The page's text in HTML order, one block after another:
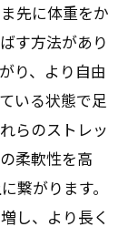
先に体重をか
す方法があり
り、より自由
いる状態で足
らのストレッ
柔軟性を高
繋がります。
し、より長く